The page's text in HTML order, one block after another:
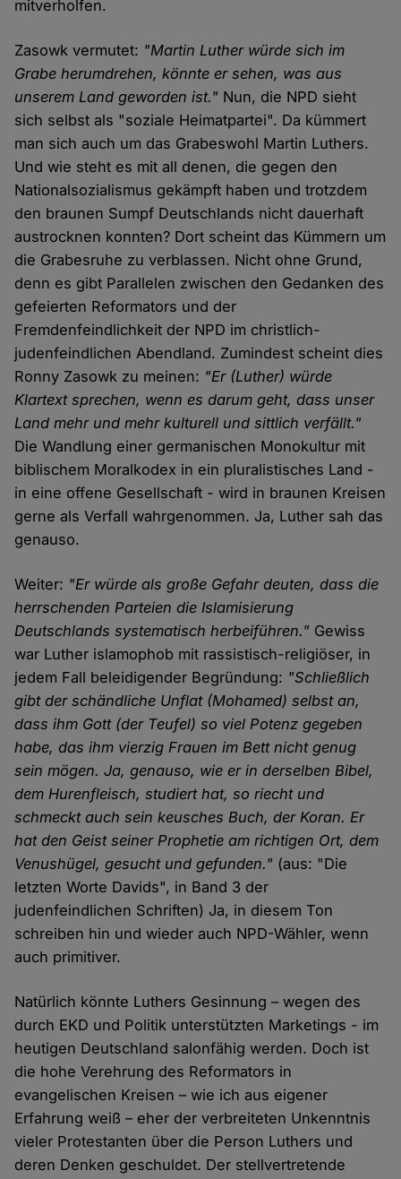
mitverholfen.
Zasowk vermutet: "Martin Luther würde sich im
Grabe herumdrehen, könnte er sehen, was aus
unserem Land geworden ist." Nun, die NPD sieht
sich selbst als "soziale Heimatpartei". Da kümmert
man sich auch um das Grabeswohl Martin Luthers.
Und wie steht es mit all denen, die gegen den
Nationalsozialismus gekämpft haben und trotzdem
den braunen Sumpf Deutschlands nicht dauerhaft
austrocknen konnten? Dort scheint das Kümmern um
die Grabesruhe zu verblassen. Nicht ohne Grund,
denn es gibt Parallelen zwischen den Gedanken des
gefeierten Reformators und der
Fremdenfeindlichkeit der NPD im christlich-
judenfeindlichen Abendland. Zumindest scheint dies
Ronny Zasowk zu meinen: "Er (Luther) würde
Klartext sprechen, wenn es darum geht, dass unser
Land mehr und mehr kulturell und sittlich verfällt."
Die Wandlung einer germanischen Monokultur mit
biblischem Moralkodex in ein pluralistisches Land -
in eine offene Gesellschaft - wird in braunen Kreisen
gerne als Verfall wahrgenommen. Ja, Luther sah das
genauso.
Weiter: "Er würde als große Gefahr deuten, dass die
herrschenden Parteien die Islamisierung
Deutschlands systematisch herbeiführen." Gewiss
war Luther islamophob mit rassistisch-religiöser, in
jedem Fall beleidigender Begründung: "Schließlich
gibt der schändliche Unflat (Mohamed) selbst an,
dass ihm Gott (der Teufel) so viel Potenz gegeben
habe, das ihm vierzig Frauen im Bett nicht genug
sein mögen. Ja, genauso, wie er in derselben Bibel,
dem Hurenfleisch, studiert hat, so riecht und
schmeckt auch sein keusches Buch, der Koran. Er
hat den Geist seiner Prophetie am richtigen Ort, dem
Venushügel, gesucht und gefunden." (aus: "Die
letzten Worte Davids", in Band 3 der
judenfeindlichen Schriften) Ja, in diesem Ton
schreiben hin und wieder auch NPD-Wähler, wenn
auch primitiver.
Natürlich könnte Luthers Gesinnung – wegen des
durch EKD und Politik unterstützten Marketings - im
heutigen Deutschland salonfähig werden. Doch ist
die hohe Verehrung des Reformators in
evangelischen Kreisen – wie ich aus eigener
Erfahrung weiß – eher der verbreiteten Unkenntnis
vieler Protestanten über die Person Luthers und
deren Denken geschuldet. Der stellvertretende